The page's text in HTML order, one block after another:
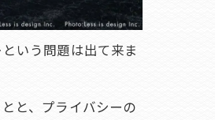
いう問題は出て来ま
と、プライバシーの